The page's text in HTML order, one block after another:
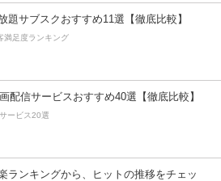
題サブスクおすすめ11選【徹底比較】
満足度ランキング
配信サービスおすすめ40選【徹底比較】
ービス20選
ランキングから、ヒットの推移をチェッ